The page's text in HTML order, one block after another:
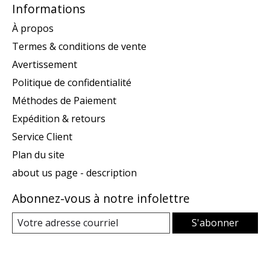
Informations
À propos
Termes & conditions de vente
Avertissement
Politique de confidentialité
Méthodes de Paiement
Expédition & retours
Service Client
Plan du site
about us page - description
Abonnez-vous à notre infolettre
S'abonner